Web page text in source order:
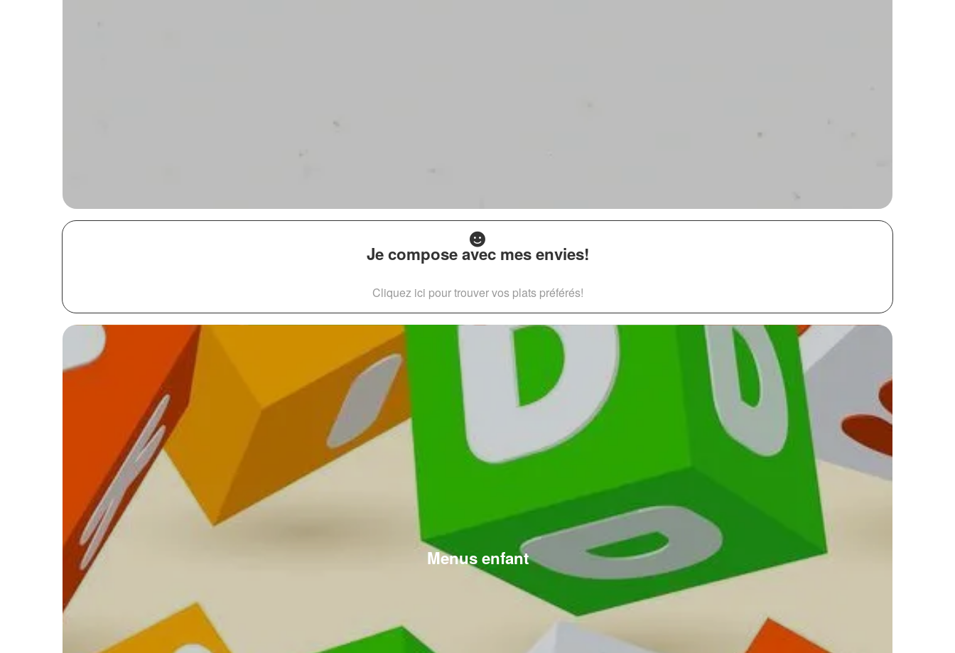
Je compose avec mes envies!
Cliquez ici pour trouver vos plats préférés!
Menus enfant